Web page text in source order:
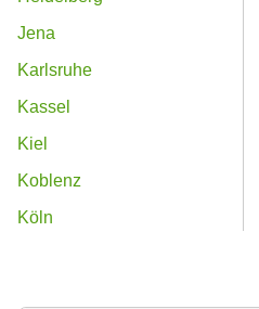
Jena
Karlsruhe
Kassel
Kiel
Koblenz
Köln